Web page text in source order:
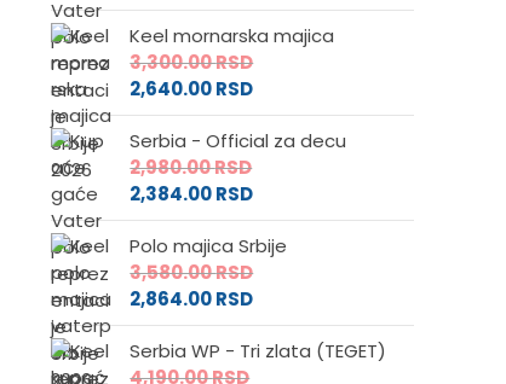
Keel mornarska majica
3,300.00RSD
2,640.00RSD
Serbia - Official za decu
2,980.00RSD
2,384.00RSD
Polo majica Srbije
3,580.00RSD
2,864.00RSD
Serbia WP - Tri zlata (TEGET)
4,190.00RSD